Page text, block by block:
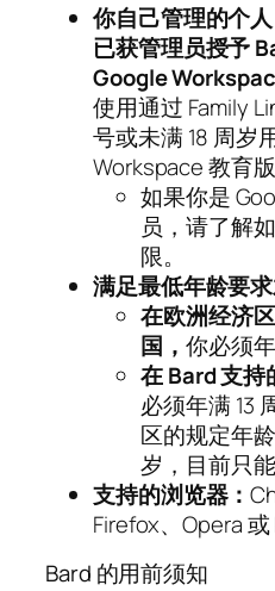
你自己管理的个
已获管理员授予
Google
使用通过 Family
号或未满 18 周岁
Workspace 教育
如果你是
员，请了解
限。
满足最低年龄要
在欧洲经济
国， 你必须年
在 Bard 支
必须年满 13
区的规定年
岁，目前只
支持的浏览器：
Firefox、Opera 或
Bard 的用前须知